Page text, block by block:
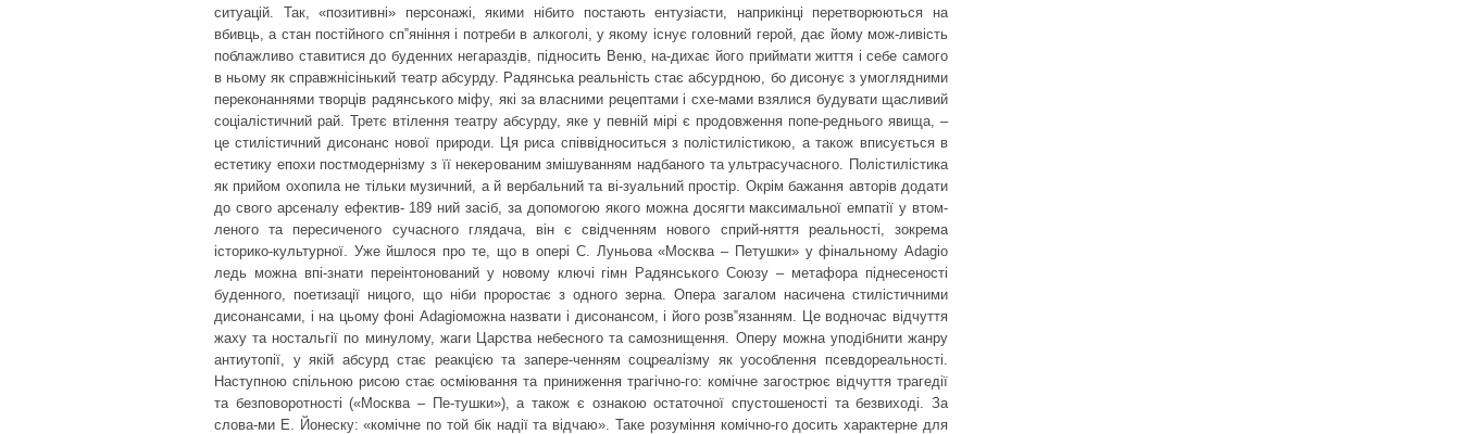
ситуацій. Так, «позитивні» персонажі, якими нібито постають ентузіасти, наприкінці перетворюються на
вбивць, а стан постійного сп‟яніння і потреби в алкоголі, у якому існує головний герой, дає йому мож-ливість
поблажливо ставитися до буденних негараздів, підносить Веню, на-дихає його приймати життя і себе самого
в ньому як справжнісінький театр абсурду. Радянська реальність стає абсурдною, бо дисонує з умоглядними
переконаннями творців радянського міфу, які за власними рецептами і схе-мами взялися будувати щасливий
соціалістичний рай. Третє втілення театру абсурду, яке у певній мірі є продовження попе-реднього явища, –
це стилістичний дисонанс нової природи. Ця риса співвідноситься з полістилістикою, а також вписується в
естетику епохи постмодернізму з її некерованим змішуванням надбаного та ультрасучасного. Полістилістика
як прийом охопила не тільки музичний, а й вербальний та ві-зуальний простір. Окрім бажання авторів додати
до свого арсеналу ефектив- 189 ний засіб, за допомогою якого можна досягти максимальної емпатії у втом-
леного та пересиченого сучасного глядача, він є свідченням нового сприй-няття реальності, зокрема
історико-культурної. Уже йшлося про те, що в опері С. Луньова «Москва – Петушки» у фінальному Adagio
ледь можна впі-знати переінтонований у новому ключі гімн Радянського Союзу – метафора піднесеності
буденного, поетизації ницого, що ніби проростає з одного зерна. Опера загалом насичена стилістичними
дисонансами, і на цьому фоні Adagioможна назвати і дисонансом, і його розв‟язанням. Це водночас відчуття
жаху та ностальгії по минулому, жаги Царства небесного та самознищення. Оперу можна уподібнити жанру
антиутопії, у якій абсурд стає реакцією та запере-ченням соцреалізму як уособлення псевдореальності.
Наступною спільною рисою стає осміювання та приниження трагічно-го: комічне загострює відчуття трагедії
та безповоротності («Москва – Пе-тушки»), а також є ознакою остаточної спустошеності та безвиході. За
слова-ми Е. Йонеску: «комічне по той бік надії та відчаю». Таке розуміння комічно-го досить характерне для